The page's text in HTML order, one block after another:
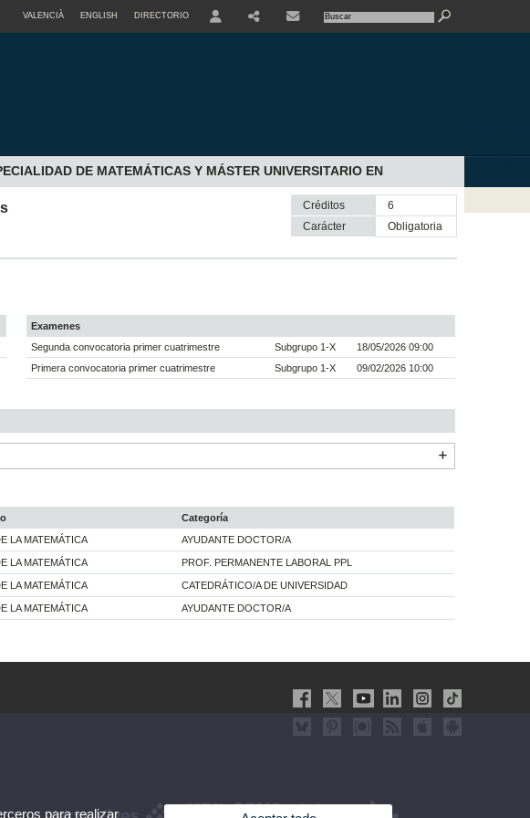
VALENCIÀ ENGLISH DIRECTORIO
DE MATEMÁTICAS Y MÁSTER UNIVERSITARIO EN
Créditos
6
Carácter
obligatoria
Examenes
Segunda convocatoria primer cuatrimestre
Subgrupo 1-X
18/05/2026 09:00
Primera convocatoria primer cuatrimestre
Subgrupo 1-X 09/02/2026 10:00
Categoría
LA MATEMÁTICA AYUDANTE DOCTOR/A
LA MATEMÁTICA PROF. PERMANENTE LABORAL PPL
LA MATEMÁTICA CATEDRÁTICO/A DE UNIVERSIDAD
LA MATEMÁTICA AYUDANTE DOCTOR/A
para realizar